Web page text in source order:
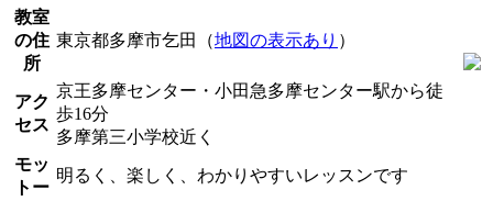
教室
の住
所
東京都多摩市乞田（地図の表示あり ）
アク
セス
京王多摩センター・小田急多摩センター駅から徒
歩16分
多摩第三小学校近く
モッ
トー
明るく、楽しく、わかりやすいレッスンです